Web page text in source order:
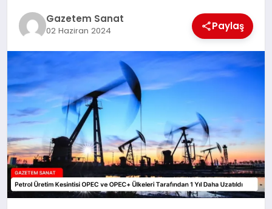
Gazetem Sanat
02 Haziran 2024 Paylaş